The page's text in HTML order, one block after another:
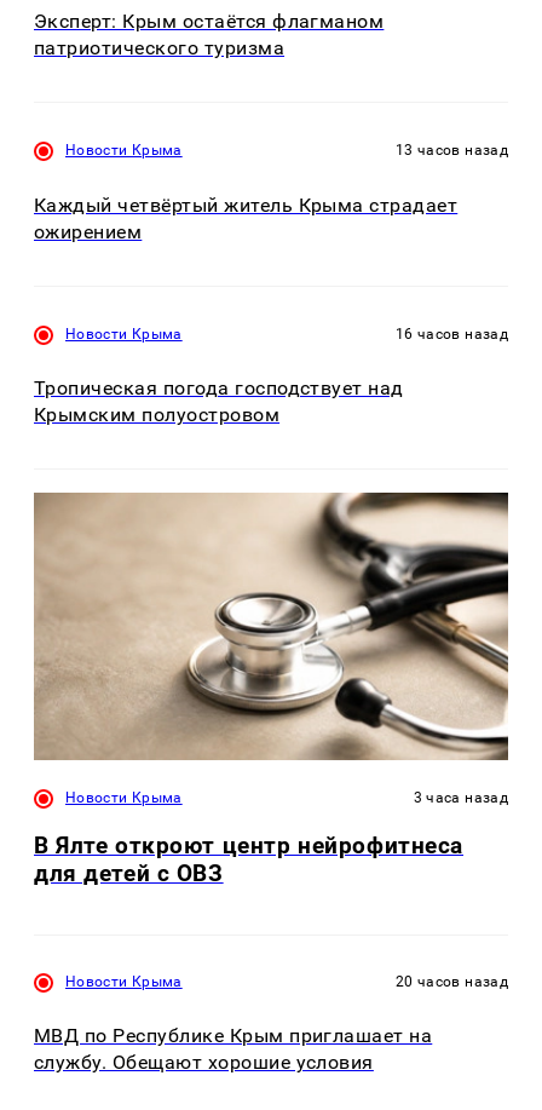
Эксперт: Крым остаётся флагманом
патриотического туризма
Новости Крыма 13 часов назад
Каждый четвёртый житель Крыма страдает
ожирением
Новости Крыма 16 часов назад
Тропическая погода господствует над
Крымским полуостровом
Новости Крыма 3 часа назад
В Ялте откроют центр нейрофитнеса
для детей с ОВЗ
Новости Крыма 20 часов назад
МВД по Республике Крым приглашает на
службу. Обещают хорошие условия